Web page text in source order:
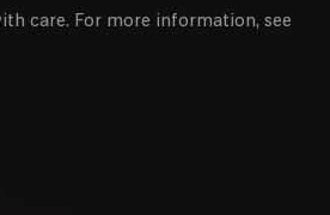
care. For more information, see